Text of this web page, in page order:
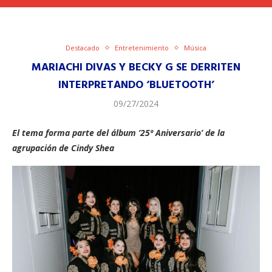
Destacado Entretenimiento Música
MARIACHI DIVAS Y BECKY G SE DERRITEN
INTERPRETANDO ‘BLUETOOTH’
09/27/2024
El tema forma parte del álbum ’25º Aniversario’ de la
agrupación de Cindy Shea